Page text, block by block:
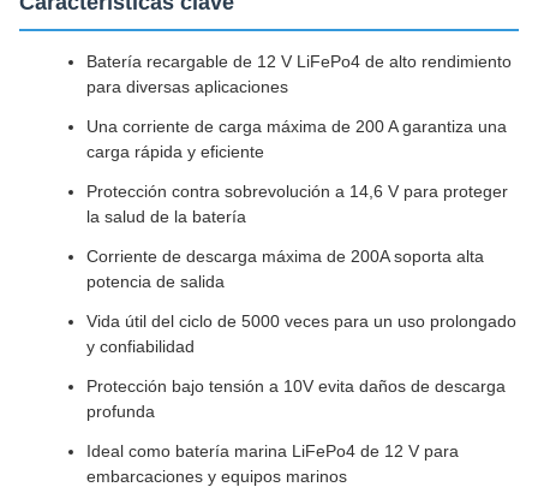
Batería recargable de 12 V LiFePo4 de alto rendimiento
para diversas aplicaciones
Una corriente de carga máxima de 200 A garantiza una
carga rápida y eficiente
Protección contra sobrevolución a 14,6 V para proteger
la salud de la batería
Corriente de descarga máxima de 200A soporta alta
potencia de salida
Vida útil del ciclo de 5000 veces para un uso prolongado
y confiabilidad
Protección bajo tensión a 10V evita daños de descarga
profunda
Ideal como batería marina LiFePo4 de 12 V para
embarcaciones y equipos marinos